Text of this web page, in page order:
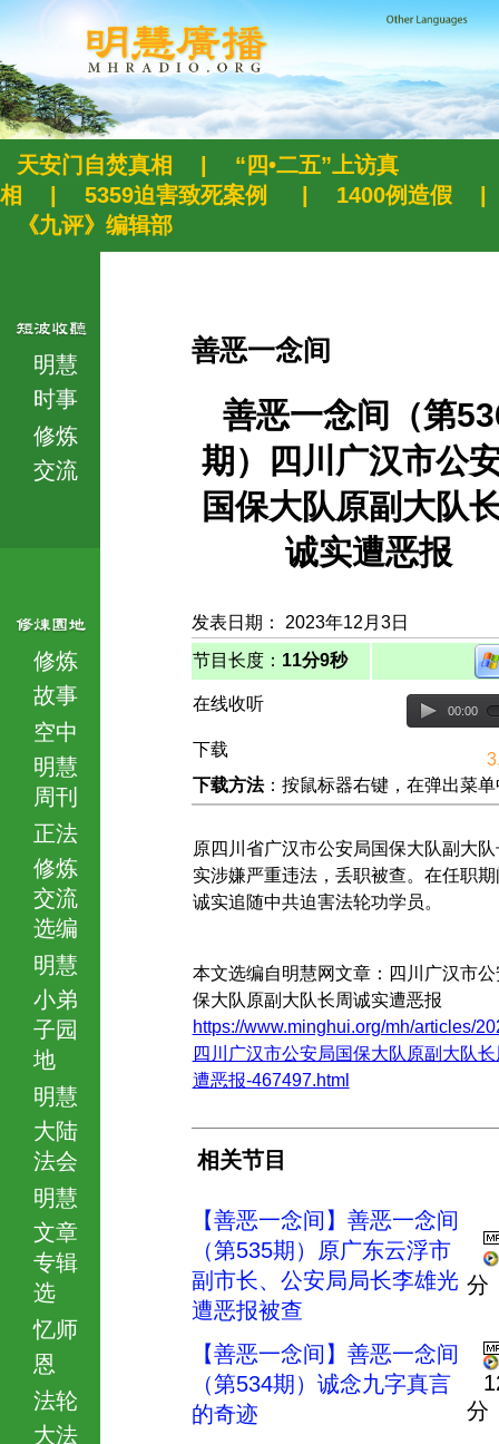
天安门自焚真相
“四•二五”上访真
相
5359迫害致死案例 1400例造假
《九评》编辑部
明慧
时事
修炼
交流
修炼
故事
空中
明慧
周刊
正法
修炼
交流
选编
明慧
小弟
子园
地
明慧
大陆
法会
明慧
文章
专辑
选
忆师
恩
法轮
大法
善恶一念间
善恶一念间（第
期）四川广汉市公
国保大队原副大队
诚实遭恶报
发表日期： 2023年12月3日
节目长度： 11分9秒
在线收听 00:00
下载
下载方法：按鼠标器右键，在弹出菜
原四川省广汉市公安局国保大队副大
实涉嫌严重违法，丢职被查。在任职
诚实追随中共迫害法轮功学员。
本文选编自明慧网文章：四川广汉市
保大队原副大队长周诚实遭恶报
https://www.minghui.org/mh/articles/
四川广汉市公安局国保大队原副大队
遭恶报-467497.html
相关节目
【善恶一念间】善恶一念间
（第535期）原广东云浮市
副市长、公安局局长李雄光
遭恶报被查
分
【善恶一念间】善恶一念间
（第534期）诚念九字真言
的奇迹
分